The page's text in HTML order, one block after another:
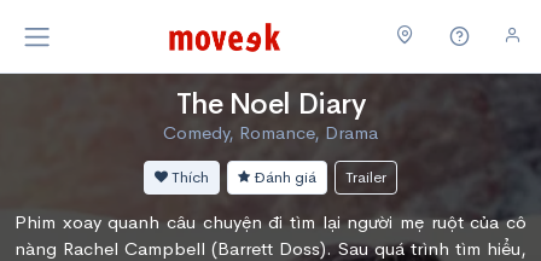
The Noel Diary
Comedy, Romance, Drama
Thích Đánh giá Trailer
Phim xoay quanh câu chuyện đi tìm lại người mẹ ruột của cô
nàng Rachel Campbell (Barrett Doss). Sau quá trình tìm hiểu,